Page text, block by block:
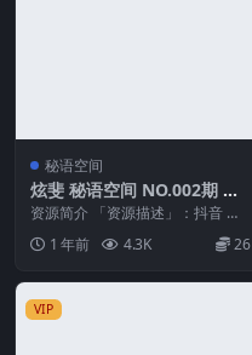
秘语空间
炫斐 秘语空间 NO.002期 最
新至：2025.6.5
资源简介 「资源描述」：抖音 炫
斐 秘语空间 NO.002期 【3P2V】
最新至...
1 年前 4.3K 26
VIP